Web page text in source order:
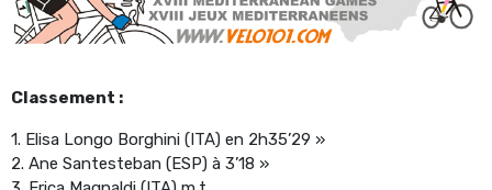
Classement :
1. Elisa Longo Borghini (ITA) en 2h35’29 »
2. Ane Santesteban (ESP) à 3’18 »